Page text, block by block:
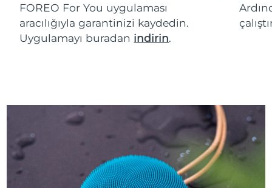
FOREO For You uygulaması
aracılığıyla garantinizi kaydedin.
Uygulamayı buradan indirin.